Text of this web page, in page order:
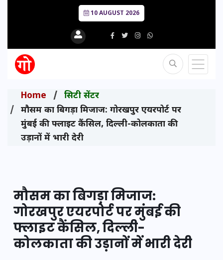
10 AUGUST 2026
Home
सिटी सेंटर
मौसम का बिगड़ा मिजाज: गोरखपुर एयरपोर्ट पर
मुंबई की फ्लाइट कैंसिल, दिल्ली-कोलकाता की
उड़ानों में भारी देरी
मौसम का बिगड़ा मिजाज:
गोरखपुर एयरपोर्ट पर मुंबई की
फ्लाइट कैंसिल, दिल्ली-
कोलकाता की उड़ानों में भारी देरी